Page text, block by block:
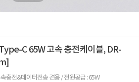
C 65W 고속 충전케이블, DR-
충전&데이터전송 겸용 / 전원공급 : 65W